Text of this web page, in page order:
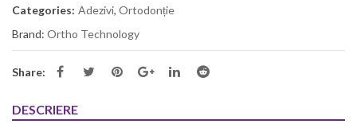
Categories: Adezivi, Ortodonție
Brand: Ortho Technology
Share:
DESCRIERE